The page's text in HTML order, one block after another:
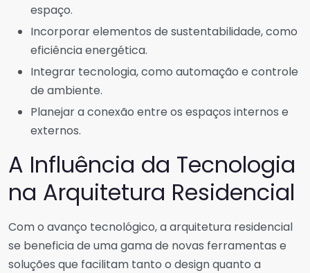
espaço.
Incorporar elementos de sustentabilidade, como
eficiência energética.
Integrar tecnologia, como automação e controle
de ambiente.
Planejar a conexão entre os espaços internos e
externos.
A Influência da Tecnologia
na Arquitetura Residencial
Com o avanço tecnológico, a arquitetura residencial
se beneficia de uma gama de novas ferramentas e
soluções que facilitam tanto o design quanto a